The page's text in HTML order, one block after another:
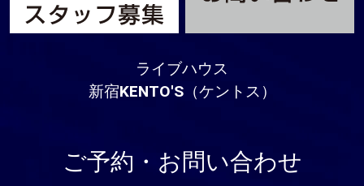
ライブハウス
新宿KENTO'S（ケントス）
ご予約・お問い合わせ